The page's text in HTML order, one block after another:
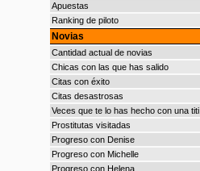
Apuestas
Ranking de piloto
Novias
Cantidad actual de novias
Chicas con las que has salido
Citas con éxito
Citas desastrosas
Veces que te lo has hecho con una titi
Prostitutas visitadas
Progreso con Denise
Progreso con Michelle
Progreso con Helena